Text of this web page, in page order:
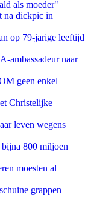
als moeder"
na dickpic in
op 79-jarige leeftijd
ambassadeur naar
geen enkel
Christelijke
leven wegens
800 miljoen
moesten al
grappen